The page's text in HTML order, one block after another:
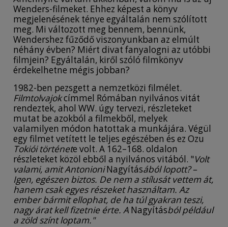
Wenders-filmeket. Ehhez képest a könyv
megjelenésének ténye egyáltalán nem szólított
meg. Mi változott meg bennem, bennünk,
Wendershez fűződő viszonyunkban az elmúlt
néhány évben? Miért divat fanyalogni az utóbbi
filmjein? Egyáltalán, kiről szóló filmkönyv
érdekelhetne mégis jobban?
1982-ben pezsgett a nemzetközi filmélet.
Filmtolvajokcímmel Rómában nyilvános vitát
rendeztek, ahol WW. úgy tervezi, részleteket
mutat be azokból a filmekből, melyek
valamilyen módon hatottak a munkájára. Végül
egy filmet vetített le teljes egészében és ez Ozu
Tokiói története volt. A 162–168. oldalon
részleteket közöl ebből a nyilvános vitából. "Volt
valami, amit AntonioniNagyításából lopott? –
Igen, egészen biztos. De nem a stílusát vettem át,
hanem csak egyes részeket használtam. Az
ember bármit ellophat, de ha túl gyakran teszi,
nagy árat kell fizetnie érte. A Nagyításból például
a zöld színt loptam."